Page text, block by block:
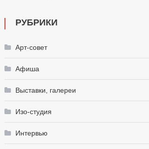
РУБРИКИ
Арт-совет
Афиша
Выставки, галереи
Изо-студия
Интервью